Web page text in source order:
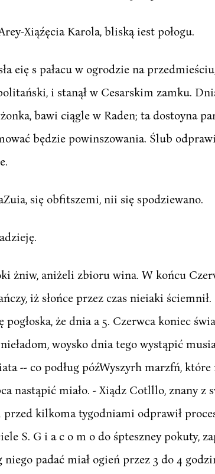
Xiąźęcia Karola, bliską iest połogu.
eię s pałacu w ogrodzie na
i stanął w Cesarskim zamku.
bawi ciągle w Raden; ta dostoyna
będzie powinszowania. Ślub
się obfitszemi, nii się spodziewano.
żniw, aniżeli zbioru wina. W końcu
iż słońce przez czas nieiaki
że dnia a 5. Czerwca koniec
woysko dnia tego wystąpić
-- co podług późWyszyrh marzfń,
nastąpić miało. - Xiądz Cotlllo, znany z
kilkoma tygodniami odprawił
S. G i a c o m o do śpteszney pokuty,
niego padać miał ogień przez 3 do 4